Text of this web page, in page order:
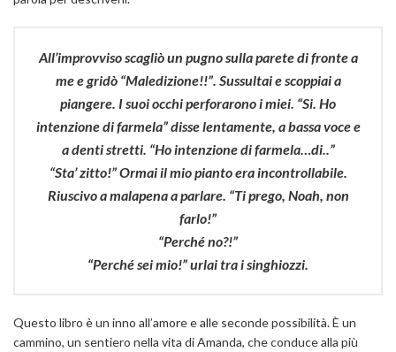
All’improvviso scagliò un pugno sulla parete di fronte a
me e gridò “Maledizione!!”. Sussultai e scoppiai a
piangere. I suoi occhi perforarono i miei. “Si. Ho
intenzione di farmela” disse lentamente, a bassa voce e
a denti stretti. “Ho intenzione di farmela…di..”
“Sta’ zitto!” Ormai il mio pianto era incontrollabile.
Riuscivo a malapena a parlare. “Ti prego, Noah, non
farlo!”
“Perché no?!”
“Perché sei mio!” urlai tra i singhiozzi.
Questo libro è un inno all’amore e alle seconde possibilità. È un
cammino, un sentiero nella vita di Amanda, che conduce alla più